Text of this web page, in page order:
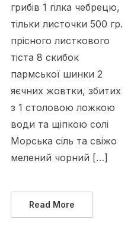
грибів 1 гілка чебрецю,
тільки листочки 500 гр.
прісного листкового
тіста 8 скибок
пармської шинки 2
яєчних жовтки, збитих
з 1 столовою ложкою
води та щіпкою солі
Морська сіль та свіжо
мелений чорний […]
Read More